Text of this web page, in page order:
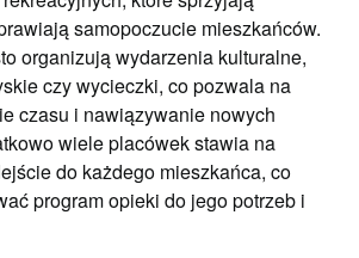
samopoczucie mieszkańców.
organizują wydarzenia kulturalne,
czy wycieczki, co pozwala na
czasu i nawiązywanie nowych
wiele placówek stawia na
do każdego mieszkańca, co
program opieki do jego potrzeb i